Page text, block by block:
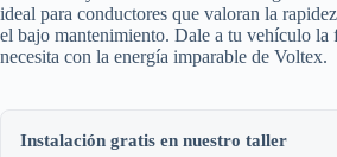
ideal para conductores que valoran la
el bajo mantenimiento. Dale a tu vehículo la
necesita con la energía imparable de Voltex.
Instalación gratis en nuestro taller